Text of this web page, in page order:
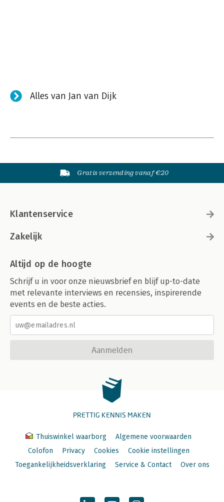
Alles van Jan van Dijk
Gratis verzending vanaf €20
Klantenservice
Zakelijk
Altijd op de hoogte
Schrijf u in voor onze nieuwsbrief en blijf up-to-date
met relevante interviews en recensies, inspirerende
events en de beste acties.
Aanmelden
PRETTIG KENNIS MAKEN
Thuiswinkel waarborg
Algemene voorwaarden
Colofon
Privacy Cookies
Cookie instellingen
Toegankelijkheidsverklaring
Service & Contact Over ons